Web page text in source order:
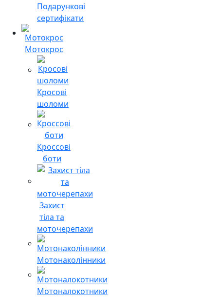
Подарункові
сертифікати
Мотокрос
Кросові
шоломи
Кроссові
боти
Захист
тіла та
моточерепахи
Мотонаколінники
Мотоналокотники